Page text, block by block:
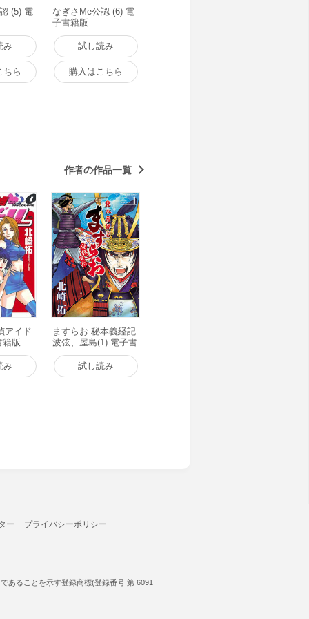
(5) 電
み
ちら
なぎさMe公認 (6) 電
子書籍版
試し読み
購入はこちら
作者の作品一覧
アイド
籍版
み
ますらお 秘本義経記
波弦、屋島(1) 電子書
籍版
試し読み
ー プライバシーポリシー
あることを示す登録商標(登録番号 第 6091